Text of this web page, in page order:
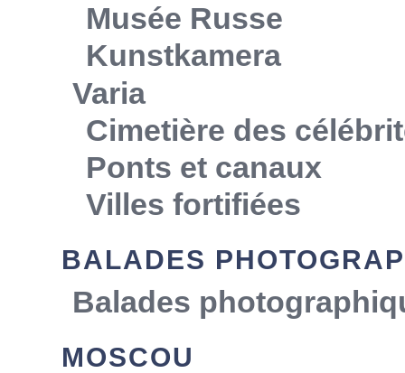
Musée Russe
Kunstkamera
Varia
Cimetière des
Ponts et canaux
Villes fortifiées
BALADES
Balades
MOSCOU